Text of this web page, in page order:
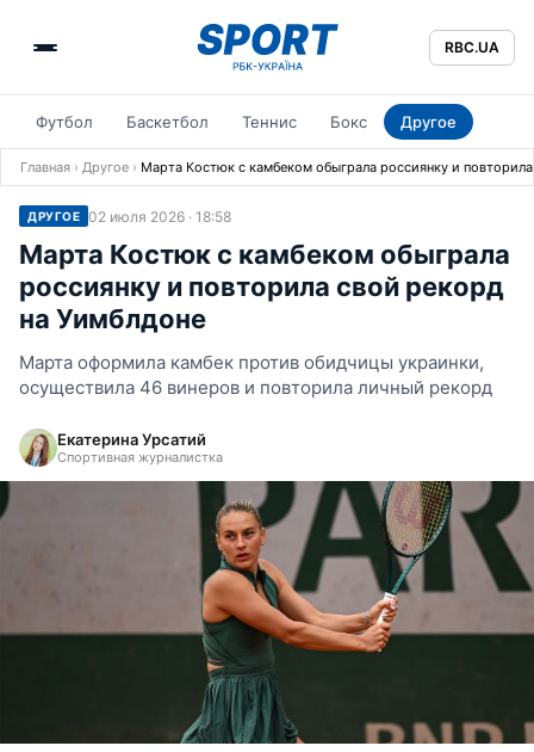
RBC.UA
Футбол Баскетбол Теннис Бокс Другое
Главная › Другое › Марта Костюк с камбеком обыграла россиянку и
ДРУГОЕ 02 июля 2026 · 18:58
Марта Костюк с камбеком обыграла
россиянку и повторила свой рекорд
на Уимблдоне
Марта оформила камбек против обидчицы украинки,
осуществила 46 винеров и повторила личный рекорд
Екатерина Урсатий
Спортивная журналистка